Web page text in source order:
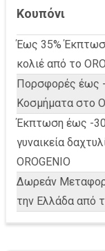
Κουπόνι
Έως 35%
κολιέ από το
Πορσφορές έως
Κοσμήματα στο
Έκπτωση έως -
γυναικεία
OROGENIO
Δωρεάν
την Ελλάδα από